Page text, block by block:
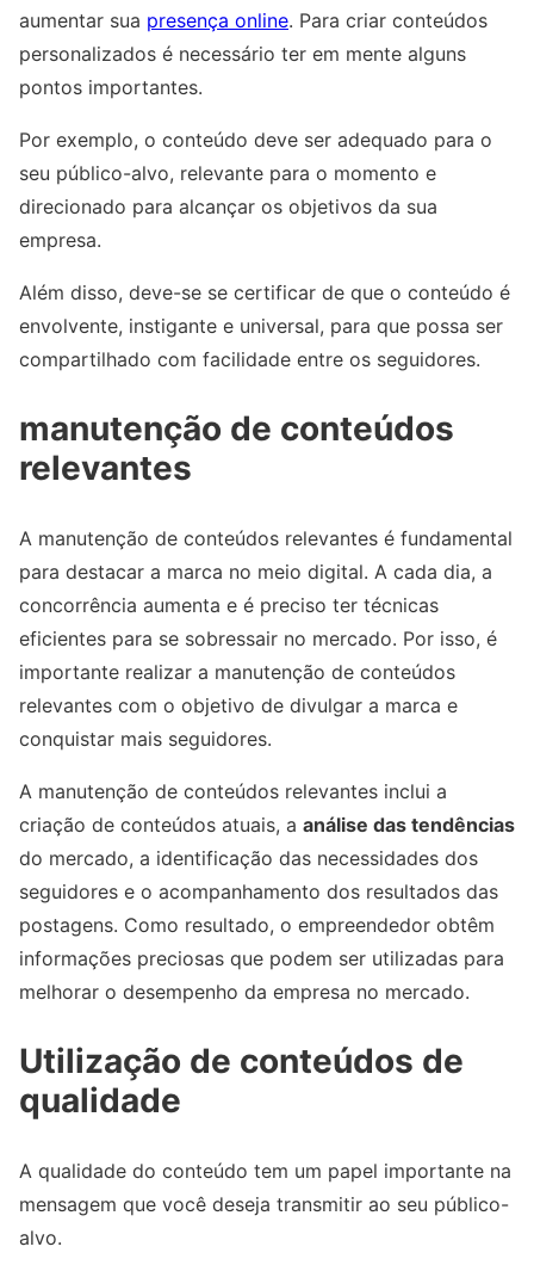
aumentar sua presença online. Para criar conteúdos
personalizados é necessário ter em mente alguns
pontos importantes.
Por exemplo, o conteúdo deve ser adequado para o
seu público-alvo, relevante para o momento e
direcionado para alcançar os objetivos da sua
empresa.
Além disso, deve-se se certificar de que o conteúdo é
envolvente, instigante e universal, para que possa ser
compartilhado com facilidade entre os seguidores.
manutenção de conteúdos
relevantes
A manutenção de conteúdos relevantes é fundamental
para destacar a marca no meio digital. A cada dia, a
concorrência aumenta e é preciso ter técnicas
eficientes para se sobressair no mercado. Por isso, é
importante realizar a manutenção de conteúdos
relevantes com o objetivo de divulgar a marca e
conquistar mais seguidores.
A manutenção de conteúdos relevantes inclui a
criação de conteúdos atuais, a análise das tendências
do mercado, a identificação das necessidades dos
seguidores e o acompanhamento dos resultados das
postagens. Como resultado, o empreendedor obtêm
informações preciosas que podem ser utilizadas para
melhorar o desempenho da empresa no mercado.
Utilização de conteúdos de
qualidade
A qualidade do conteúdo tem um papel importante na
mensagem que você deseja transmitir ao seu público-
alvo.